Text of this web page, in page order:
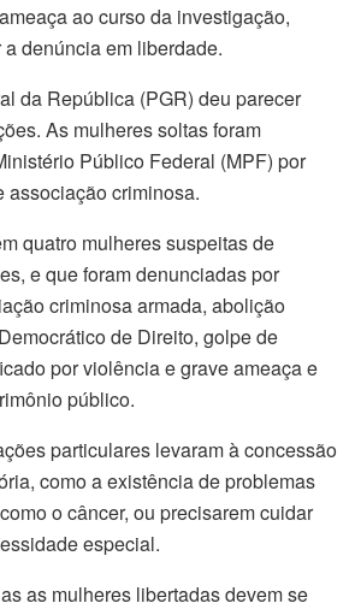
ao curso da investigação,
denúncia em liberdade.
da República (PGR) deu parecer
As mulheres soltas foram
Público Federal (MPF) por
associação criminosa.
quatro mulheres suspeitas de
e que foram denunciadas por
criminosa armada, abolição
de Direito, golpe de
por violência e grave ameaça e
público.
particulares levaram à concessão
como a existência de problemas
o câncer, ou precisarem cuidar
especial.
as mulheres libertadas devem se